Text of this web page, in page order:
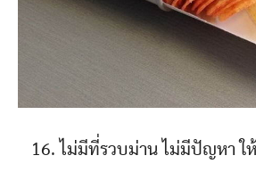
16. ไม่มีที่รวบม่าน ไม่มีปัญหา ใ